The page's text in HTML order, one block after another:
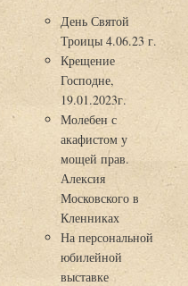
День Святой
Троицы 4.06.23 г.
Крещение
Господне,
19.01.2023г.
Молебен с
акафистом у
мощей прав.
Алексия
Московского в
Кленниках
На персональной
юбилейной
выставке